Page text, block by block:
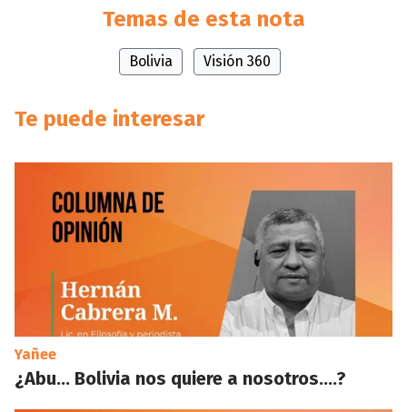
Temas de esta nota
Bolivia Visión 360
Te puede interesar
Yañee
¿Abu… Bolivia nos quiere a nosotros….?